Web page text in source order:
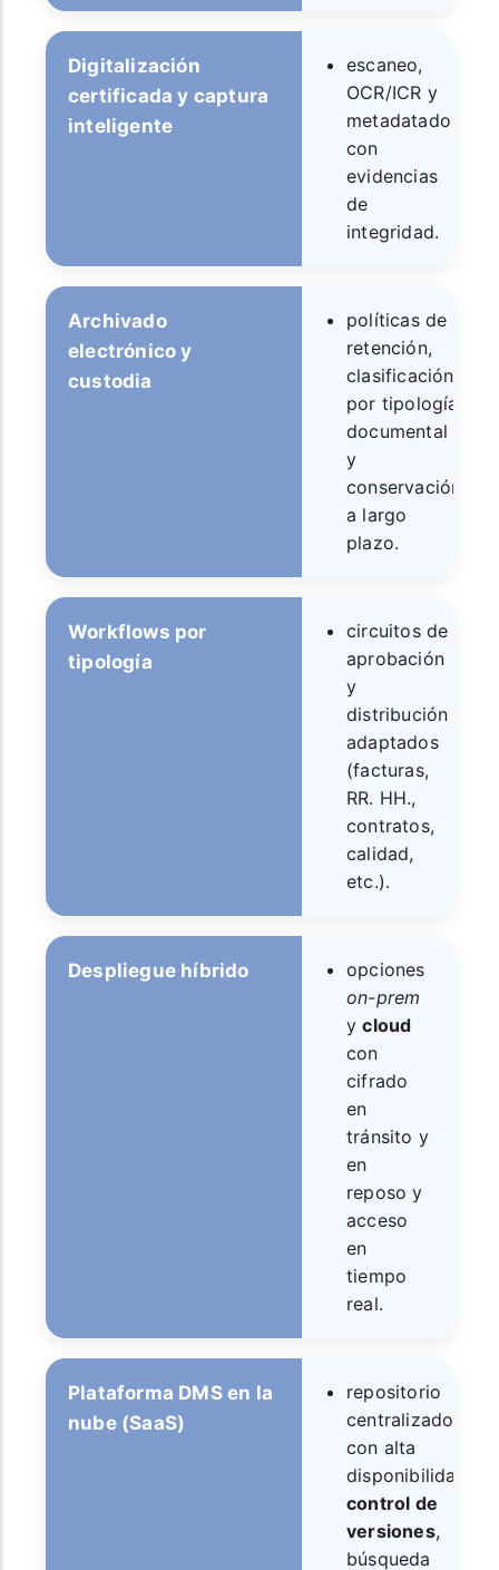
Digitalización
certificada y captura
inteligente
escaneo,
OCR/ICR y
metadatado
con
evidencias
de
integridad.
Archivado
electrónico y
custodia
políticas de
retención,
clasificación
por tipología
documental
y
conservación
a largo
plazo.
Workflows por
tipología
circuitos de
aprobación
y
distribución
adaptados
(facturas,
RR. HH.,
contratos,
calidad,
etc.).
Despliegue híbrido
opciones
on-prem
ycloud
con
cifrado
en
tránsito y
en
reposo y
acceso
en
tiempo
real.
Plataforma DMS en la
nube (SaaS)
repositorio
centralizado
con alta
disponibilidad,
control de
versiones,
búsqueda